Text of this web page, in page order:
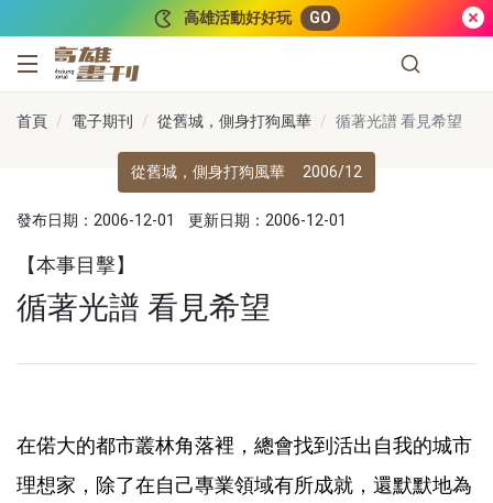
高雄活動好好玩 GO
高雄畫刊
首頁 電子期刊 從舊城，側身打狗風華 循著光譜 看見希望
從舊城，側身打狗風華 2006/12
發布日期：2006-12-01 更新日期：2006-12-01
【本事目擊】
循著光譜 看見希望
在偌大的都市叢林角落裡，總會找到活出自我的城市
理想家，除了在自己專業領域有所成就，還默默地為